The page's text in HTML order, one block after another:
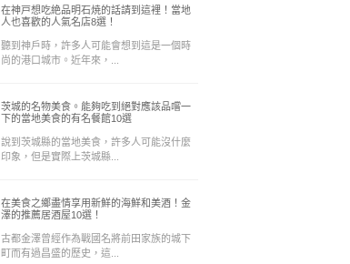
在神戸想吃絶品明石焼的話請到這裡！當地
人也喜歡的人氣名店8選！
聽到神戶時，許多人可能會想到這是一個時
尚的港口城市。近年來，...
茨城的名物美食。能夠吃到絕對應該品嚐一
下的當地美食的有名餐館10選
說到茨城縣的當地美食，許多人可能沒什麼
印象，但是實際上茨城縣...
在美食之鄉盡情享用新鮮的海鮮和美酒！金
澤的推薦居酒屋10選！
古都金澤曾經作為戰國名將前田家族的城下
町而有過昌盛的歷史，這...